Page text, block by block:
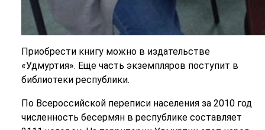
Приобрести книгу можно в издательстве
«Удмуртия». Еще часть экземпляров поступит в
библиотеки республики.
По Всероссийской переписи населения за 2010 год
численность бесермян в республике составляет